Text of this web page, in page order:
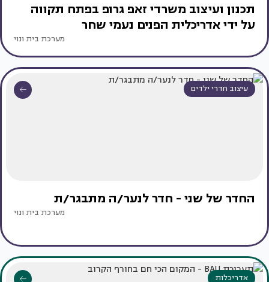
תכנון ועיצוב משרדי זאפ גרופ בפתח תקווה
על ידי אדריכלית הפנים נעמי שחר
מערכת בית ונוי
עיצוב חדרי ילדים
החדר של שני - חדר לנער/ה מתבגר/ת
מערכת בית ונוי
אדריכלות